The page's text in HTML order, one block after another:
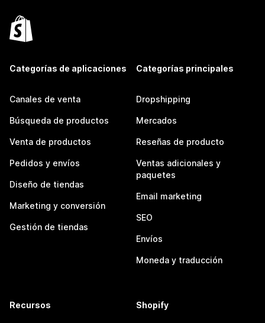
Categorías de aplicaciones
Canales de venta
Búsqueda de productos
Venta de productos
Pedidos y envíos
Diseño de tiendas
Marketing y conversión
Gestión de tiendas
Categorías principales
Dropshipping
Mercados
Reseñas de producto
Ventas adicionales y
paquetes
Email marketing
SEO
Envíos
Moneda y traducción
Recursos Shopify